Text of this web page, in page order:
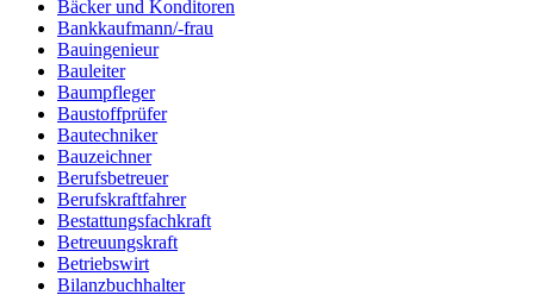
Bäcker und Konditoren
Bankkaufmann/-frau
Bauingenieur
Bauleiter
Baumpfleger
Baustoffprüfer
Bautechniker
Bauzeichner
Berufsbetreuer
Berufskraftfahrer
Bestattungsfachkraft
Betreuungskraft
Betriebswirt
Bilanzbuchhalter